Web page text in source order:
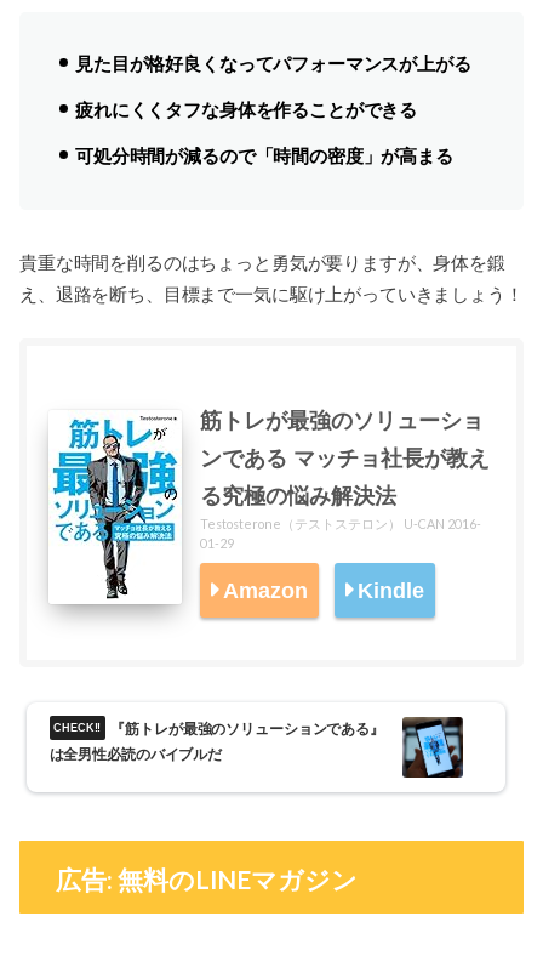
見た目が格好良くなってパフォーマンスが上がる
疲れにくくタフな身体を作ることができる
可処分時間が減るので「時間の密度」が高まる
貴重な時間を削るのはちょっと勇気が要りますが、身体を鍛
え、退路を断ち、目標まで一気に駆け上がっていきましょう！
筋トレが最強のソリューショ
ンである マッチョ社長が教え
る究極の悩み解決法
Testosterone（テストステロン） U-CAN 2016-
01-29
Amazon Kindle
『筋トレが最強のソリューションである』
は全男性必読のバイブルだ
広告: 無料のLINEマガジン